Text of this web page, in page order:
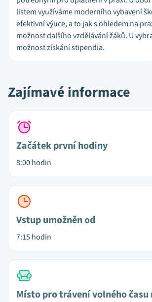
listem využíváme moderního vybavení
efektivní výuce, a to jak s ohledem na
možnost dalšího vzdělávání žáků. U
možnost získání stipendia.
Zajímavé informace
Začátek první hodiny
8:00 hodin
Vstup umožněn od
7:15 hodin
Místo pro trávení volného